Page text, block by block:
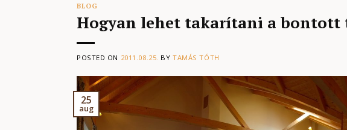
BLOG
Hogyan lehet takarítani a bontott
POSTED ON 2011.08.25. BYTAMÁS TÓTH
25
aug